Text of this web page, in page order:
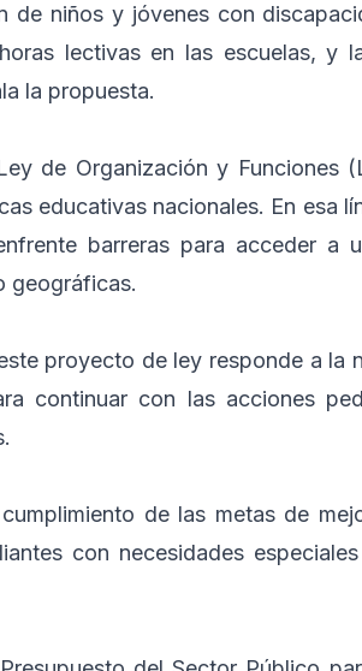
de niños y jóvenes con
lectivas en las escuelas, y
la propuesta.
de Organización y Funciones
educativas nacionales. En esa
barreras para acceder a
geográficas.
proyecto de ley responde a la
continuar con las acciones
de las metas de
con necesidades